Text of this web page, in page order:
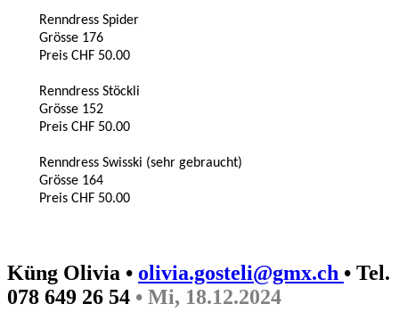
Renndress Spider
Grösse 176
Preis CHF 50.00
Renndress Stöckli
Grösse 152
Preis CHF 50.00
Renndress Swisski (sehr gebraucht)
Grösse 164
Preis CHF 50.00
Küng Olivia • olivia.gosteli@gmx.ch • Tel.
078 649 26 54 • Mi, 18.12.2024